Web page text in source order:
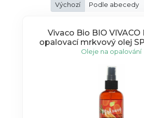
Výchozí Podle abecedy
Vivaco Bio BIO VIVACO Přírodní
opalovací mrkvový olej
Oleje na opalování